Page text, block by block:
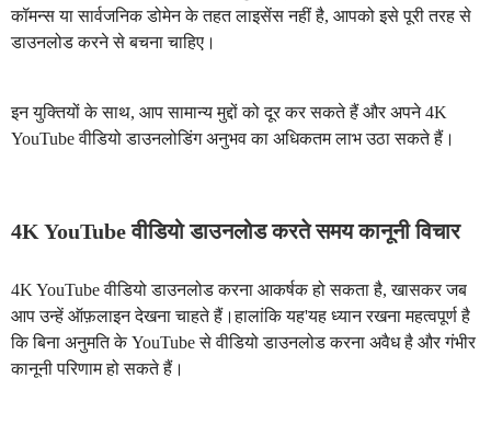
कॉमन्स या सार्वजनिक डोमेन के तहत लाइसेंस नहीं है, आपको इसे पूरी तरह से
डाउनलोड करने से बचना चाहिए।
इन युक्तियों के साथ, आप सामान्य मुद्दों को दूर कर सकते हैं और अपने 4K
YouTube वीडियो डाउनलोडिंग अनुभव का अधिकतम लाभ उठा सकते हैं।
4K YouTube वीडियो डाउनलोड करते समय कानूनी विचार
4K YouTube वीडियो डाउनलोड करना आकर्षक हो सकता है, खासकर जब
आप उन्हें ऑफ़लाइन देखना चाहते हैं।हालांकि यह'यह ध्यान रखना महत्वपूर्ण है
कि बिना अनुमति के YouTube से वीडियो डाउनलोड करना अवैध है और गंभीर
कानूनी परिणाम हो सकते हैं।